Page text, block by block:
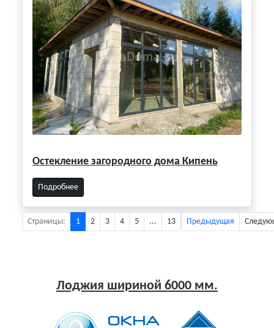
Остекление загородного дома Кипень
Подробнее
Страницы: 1 2 3 4 5 ... 13 Предыдущая
Лоджия шириной 6000 мм.